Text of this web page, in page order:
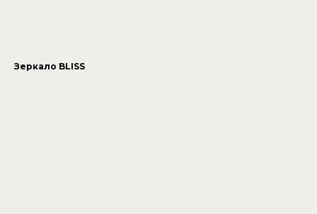
Зеркало BLISS